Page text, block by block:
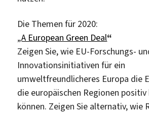
Die Themen für 2020:
„A European Green Deal“
Zeigen Sie, wie EU-Forschungs-
Innovationsinitiativen für ein
umweltfreundlicheres Europa die
die europäischen Regionen positiv
können. Zeigen Sie alternativ, wie